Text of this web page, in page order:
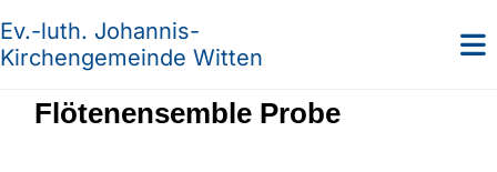
Ev.-luth. Johannis-
Kirchengemeinde Witten
Flötenensemble Probe